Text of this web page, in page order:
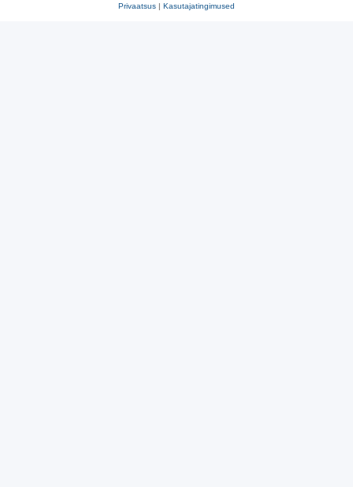
Privaatsus | Kasutajatingimused